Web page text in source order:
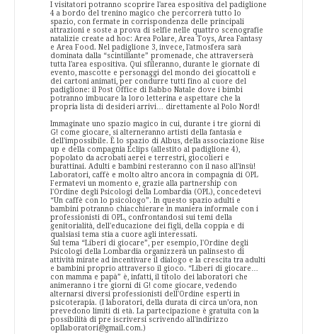
I visitatori potranno scoprire l'area espositiva del padiglione
4 a bordo del trenino magico che percorrerà tutto lo
spazio, con fermate in corrispondenza delle principali
attrazioni e soste a prova di selfie nelle quattro scenografie
natalizie create ad hoc: Area Polare, Area Toys, Area Fantasy
e Area Food. Nel padiglione 3, invece, l'atmosfera sarà
dominata dalla “scintillante” promenade, che attraverserà
tutta l'area espositiva. Qui sfileranno, durante le giornate di
evento, mascotte e personaggi del mondo dei giocattoli e
dei cartoni animati, per condurre tutti fino al cuore del
padiglione: il Post Office di Babbo Natale dove i bimbi
potranno imbucare la loro letterina e aspettare che la
propria lista di desideri arrivi… direttamente al Polo Nord!
Immaginate uno spazio magico in cui, durante i tre giorni di
G! come giocare, si alterneranno artisti della fantasia e
dell'impossibile. È lo spazio di Albus, della associazione Rise
up e della compagnia Eclips (allestito al padiglione 4),
popolato da acrobati aerei e terrestri, giocolieri e
burattinai. Adulti e bambini resteranno con il naso all'insù!
Laboratori, caffè e molto altro ancora in compagnia di OPL
Fermatevi un momento e, grazie alla partnership con
l'Ordine degli Psicologi della Lombardia (OPL), concedetevi
“Un caffè con lo psicologo”. In questo spazio adulti e
bambini potranno chiacchierare in maniera informale con i
professionisti di OPL, confrontandosi sui temi della
genitorialità, dell'educazione dei figli, della coppia e di
qualsiasi tema stia a cuore agli interessati.
Sul tema “Liberi di giocare”, per esempio, l'Ordine degli
Psicologi della Lombardia organizzerà un palinsesto di
attività mirate ad incentivare il dialogo e la crescita tra adulti
e bambini proprio attraverso il gioco. “Liberi di giocare…
con mamma e papà” è, infatti, il titolo dei laboratori che
animeranno i tre giorni di G! come giocare, vedendo
alternarsi diversi professionisti dell'Ordine esperti in
psicoterapia. (I laboratori, della durata di circa un’ora, non
prevedono limiti di età. La partecipazione è gratuita con la
possibilità di pre iscriversi scrivendo all'indirizzo
opllaboratori@gmail.com.)